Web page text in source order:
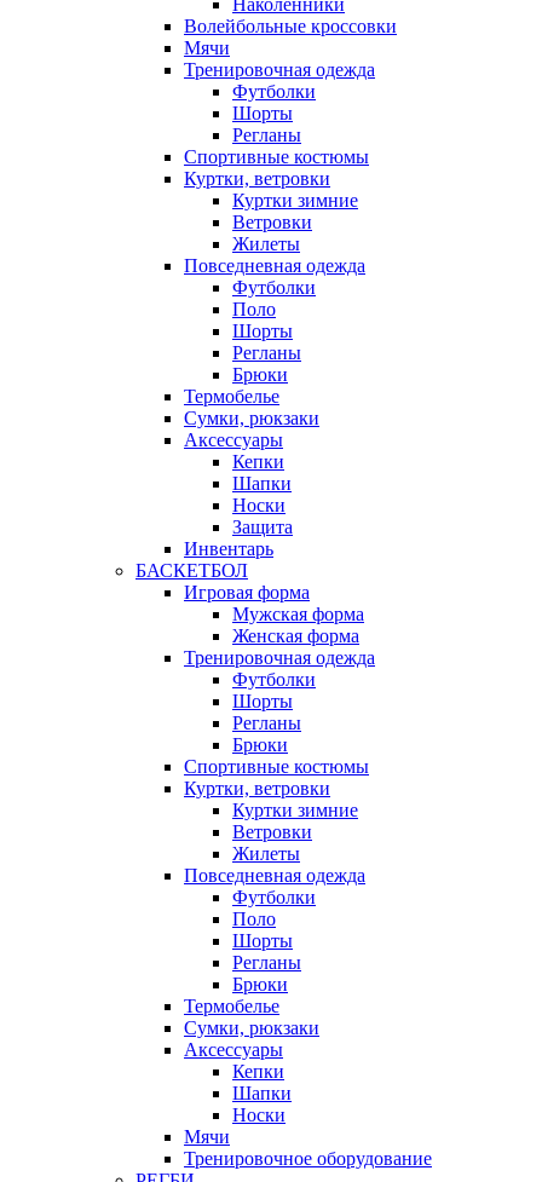
Волейбольные кроссовки
Мячи
Тренировочная одежда
Футболки
Шорты
Регланы
Спортивные костюмы
Куртки, ветровки
Куртки зимние
Ветровки
Жилеты
Повседневная одежда
Футболки
Поло
Шорты
Регланы
Брюки
Термобелье
Сумки, рюкзаки
Аксессуары
Кепки
Шапки
Носки
Защита
Инвентарь
БАСКЕТБОЛ
Игровая форма
Мужская форма
Женская форма
Тренировочная одежда
Футболки
Шорты
Регланы
Брюки
Спортивные костюмы
Куртки, ветровки
Куртки зимние
Ветровки
Жилеты
Повседневная одежда
Футболки
Поло
Шорты
Регланы
Брюки
Термобелье
Сумки, рюкзаки
Аксессуары
Кепки
Шапки
Носки
Мячи
Тренировочное оборудование